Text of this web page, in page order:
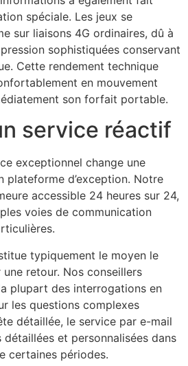
spéciale. Les jeux se
sur liaisons 4G ordinaires, dû à
sophistiquées conservant
Cette rendement technique
en mouvement
son forfait portable.
service réactif
exceptionnel change une
plateforme d’exception. Notre
accessible 24 heures sur 24,
voies de communication
typiquement le moyen le
une retour. Nos conseillers
plupart des interrogations en
les questions complexes
détaillée, le service par e-mail
et personnalisées dans
certaines périodes.